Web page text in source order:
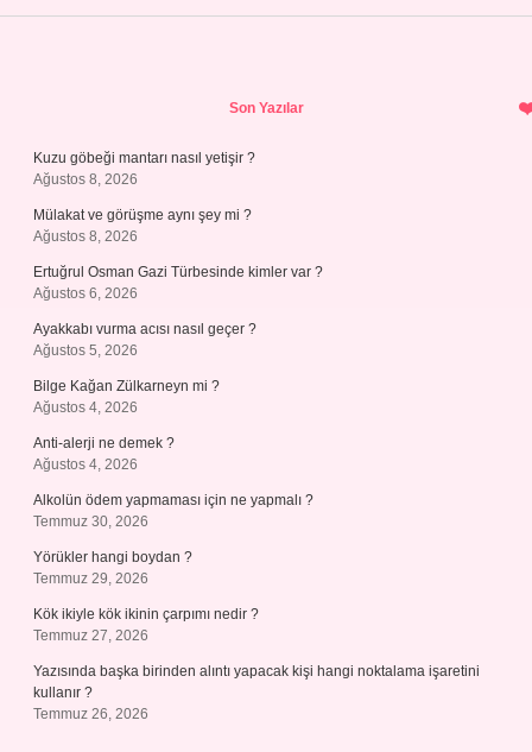
Son Yazılar
Kuzu göbeği mantarı nasıl yetişir ?
Ağustos 8, 2026
Mülakat ve görüşme aynı şey mi ?
Ağustos 8, 2026
Ertuğrul Osman Gazi Türbesinde kimler var ?
Ağustos 6, 2026
Ayakkabı vurma acısı nasıl geçer ?
Ağustos 5, 2026
Bilge Kağan Zülkarneyn mi ?
Ağustos 4, 2026
Anti-alerji ne demek ?
Ağustos 4, 2026
Alkolün ödem yapmaması için ne yapmalı ?
Temmuz 30, 2026
Yörükler hangi boydan ?
Temmuz 29, 2026
Kök ikiyle kök ikinin çarpımı nedir ?
Temmuz 27, 2026
Yazısında başka birinden alıntı yapacak kişi hangi noktalama işaretini
kullanır ?
Temmuz 26, 2026